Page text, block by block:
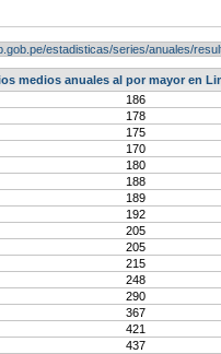
estadisticas/series/anuales/
medios anuales al por mayor en
186
178
175
170
180
188
189
192
205
205
215
248
290
367
421
437